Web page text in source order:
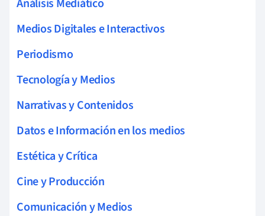
Medios Digitales e Interactivos
Periodismo
Tecnología y Medios
Narrativas y Contenidos
Datos e Información en los medios
Estética y Crítica
Cine y Producción
Comunicación y Medios